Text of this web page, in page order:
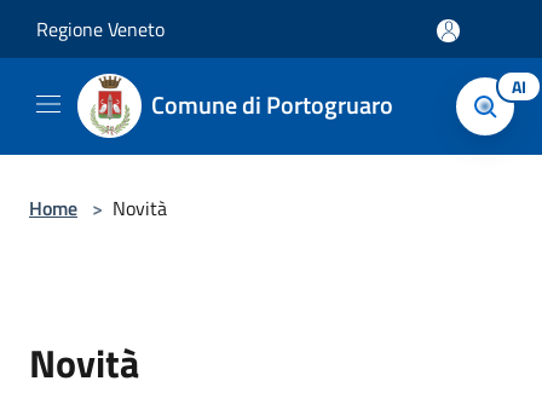
Regione Veneto
Comune di Portogruaro AI
Home > Novità
Novità